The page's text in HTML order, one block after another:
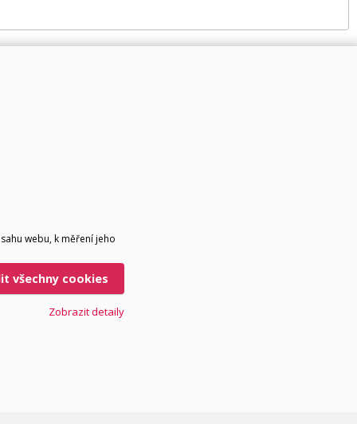
webu, k měření jeho
všechny cookies
Zobrazit detaily